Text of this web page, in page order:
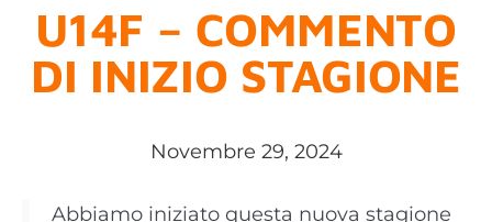
U14F – COMMENTO
DI INIZIO STAGIONE
Novembre 29, 2024
Abbiamo iniziato questa nuova stagione